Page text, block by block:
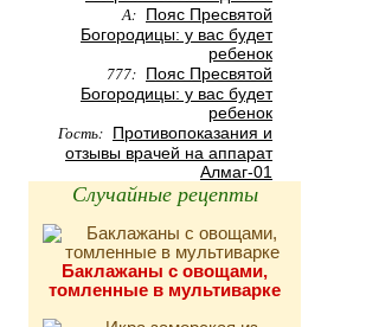
А: Пояс Пресвятой
Богородицы: у вас будет
ребенок
777: Пояс Пресвятой
Богородицы: у вас будет
ребенок
Гость: Противопоказания и
отзывы врачей на аппарат
Алмаг-01
Случайные рецепты
Баклажаны с овощами,
томленные в мультиварке